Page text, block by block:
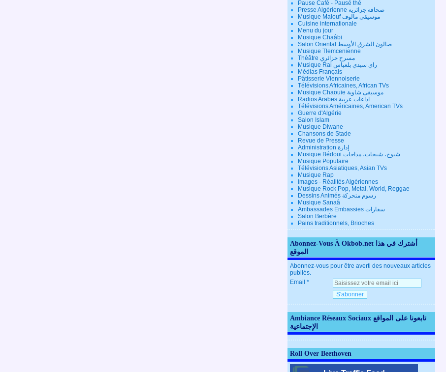
Pause Café - Pausé thé
Presse Algérienne صحافة جزائرية
Musique Malouf موسيقى مالوف
Cuisine internationale
Menu du jour
Musique Chaâbi
Salon Oriental صالون الشرق الأوسط
Musique Tlemcenienne
Théâtre مسرح جزائري
Musique Rai راي سيدي بلعباس
Médias Français
Pâtisserie Viennoiserie
Télévisions Africaines, African TVs
Musique Chaouie موسيقى شاوية
Radios Arabes اذاعات عربية
Télévisions Américaines, American TVs
Guerre d'Algérie
Salon Islam
Musique Diwane
Chansons de Stade
Revue de Presse
Administration إدارة
Musique Bédoui شيوخ، شيخات، مداحات
Musique Populaire
Télévisions Asiatiques, Asian TVs
Musique Rap
Images - Réalités Algériennes
Musique Rock Pop, Metal, World, Reggae
Dessins Animés رسوم متحركة
Musique Sanaâ
Ambassades Embassies سفارات
Salon Berbère
Pains traditionnels, Brioches
Abonnez-Vous À Okbob.net أشترك في هذا
الموقع
Abonnez-vous pour être averti des nouveaux articles
publiés.
Email
Ambiance Réseaux Sociaux تابعونا على المواقع
الإجتماعية
Roll Over Beethoven